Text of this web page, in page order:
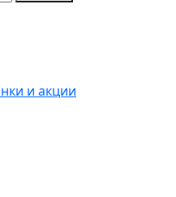
и акции